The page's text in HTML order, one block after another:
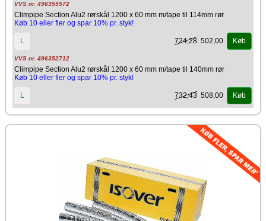
VVS nr. 496355572
Climpipe Section Alu2 rørskål 1200 x 60 mm m/tape til 114mm rør
Køb 10 eller fler og spar 10% pr. styk!
L 724,28 502,00 Køb
VVS nr. 496352712
Climpipe Section Alu2 rørskål 1200 x 60 mm m/tape til 140mm rør
Køb 10 eller fler og spar 10% pr. styk!
L 732,43 508,00 Køb